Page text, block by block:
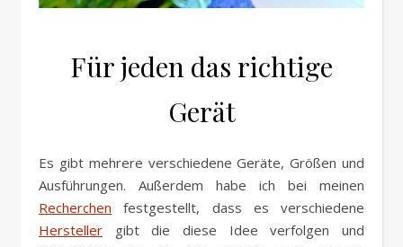
Für jeden das richtige
Gerät
Es gibt mehrere verschiedene Geräte, Größen und
Ausführungen. Außerdem habe ich bei meinen
Recherchen festgestellt, dass es verschiedene
Hersteller gibt die diese Idee verfolgen und